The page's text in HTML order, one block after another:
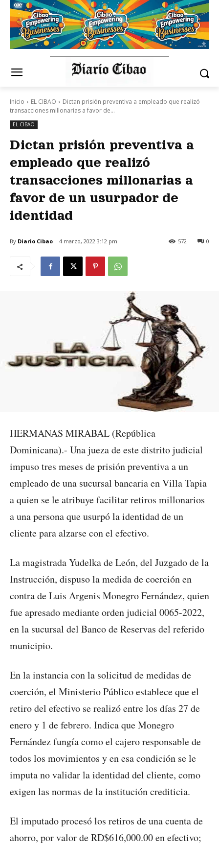
Inicio EL CIBAO
Dictan prisión preventiva a empleado que realizó
transacciones millonarias a favor de...
EL CIBAO
Dictan prisión preventiva a
empleado que realizó
transacciones millonarias a
favor de un usurpador de
identidad
By Diario Cibao 4 marzo, 2022 3:12 pm 0
572
HERMANAS MIRABAL (República
Dominicana).- Una jueza de este distrito judicial
impuso tres meses de prisión preventiva a un
empleado de una sucursal bancaria en Villa Tapia
a quien se le atribuye facilitar retiros millonarios
a una persona que usurpó la identidad de un
cliente para alzarse con el efectivo.
La magistrada Yudelka de León, del Juzgado de la
Instrucción, dispuso la medida de coerción en
contra de Luis Argenis Monegro Fernández, quien
fue apresado mediante orden judicial 0065-2022,
en la sucursal del Banco de Reservas del referido
municipio.
En la instancia con la solicitud de medidas de
coerción, el Ministerio Público establece que el
retiro del efectivo se realizó entre los días 27 de
enero y 1 de febrero. Indica que Monegro
Fernández fungía como el cajero responsable de
todos los movimientos y en esa condición se le
imputa no validar la identidad del cliente, como
exigen las normas de la institución crediticia.
El imputado procesó los retiros de una cuenta de
ahorro, por valor de RD$616,000.00 en efectivo;